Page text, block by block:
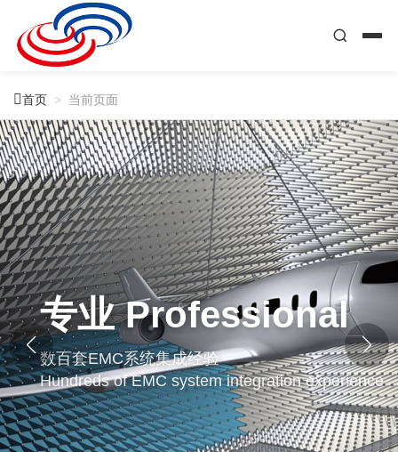
首页 > 当前页面
专业 Professional
数百套EMC系统集成经验
Hundreds of EMC system integration experience